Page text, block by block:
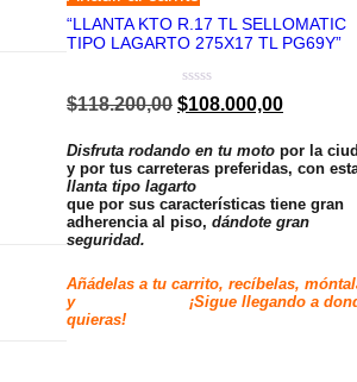
“LLANTA KTO R.17 TL SELLOMATIC
TIPO LAGARTO 275X17 TL PG69Y”
Valorado
en
de
5
$118.200,00 $108.000,00
Disfruta rodando en tu moto por la
y por tus carreteras preferidas, con
llanta tipo lagarto
que por sus características tiene gran
adherencia al piso, dándote gran
seguridad.
Añádelas a tu carrito, recíbelas,
y ¡Sigue llegando a
quieras!